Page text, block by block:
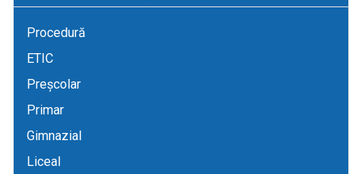
Procedură
ETIC
Preșcolar
Primar
Gimnazial
Liceal